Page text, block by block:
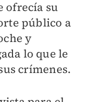
ofrecía su
público a
y
lo que le
crímenes.